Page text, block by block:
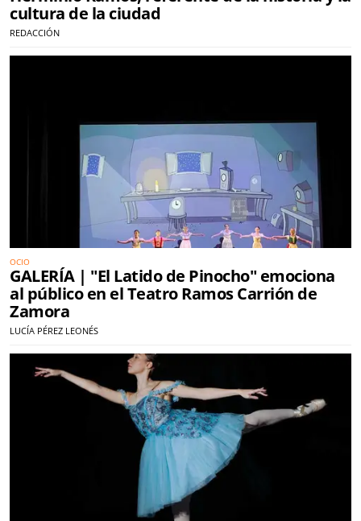
cultura de la ciudad
REDACCIÓN
OCIO
GALERÍA | "El Latido de Pinocho" emociona
al público en el Teatro Ramos Carrión de
Zamora
LUCÍA PÉREZ LEONÉS